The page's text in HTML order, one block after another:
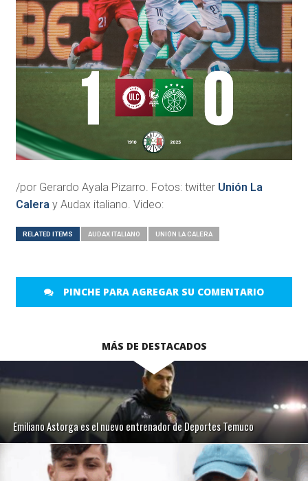
/por Gerardo Ayala Pizarro. Fotos: twitter Unión La
Calera y Audax italiano. Video:
RELATED ITEMS AUDAX ITALIANO UNIÓN LA CALERA
PINCHE PARA AGREGAR SU COMENTARIO
MÁS DE DESTACADOS
Emiliano Astorga es el nuevo entrenador de Deportes Temuco